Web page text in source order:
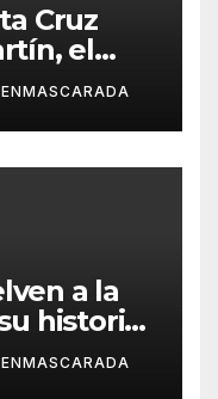
Cruz
el
Colón»
a la
historia:
mismo